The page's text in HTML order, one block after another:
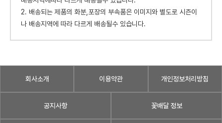
2. 배송되는 제품의 화분,포장의 부속품은 이미지와 별도로 시즌이
나 배송지역에 따라 다르게 배송될수 있습니다.
회사소개 이용약관 개인정보처리방침
공지사항 꽃배달 정보